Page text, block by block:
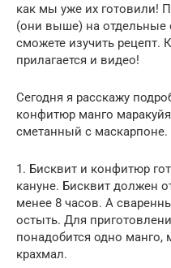
как мы уже их готовили!
(они выше) на отдельные
сможете изучить рецепт.
прилагается и видео!
Сегодня я расскажу
конфитюр манго
сметанный с маскарпоне.
1. Бисквит и конфитюр
кануне. Бисквит должен
менее 8 часов. А
остыть. Для
понадобится одно манго,
крахмал.